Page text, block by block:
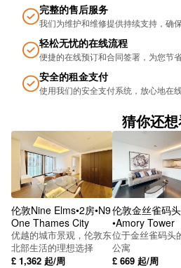
New St Station (Stop Ns3)
Lower Essex St
Markets Stop Mk2
Bishop St
Metro-Corporation Street
SUBWAY
Curzon Street Station
Frank St
完整的售后服务
我们为维护和维修提供持续支持，确
轻松无忧的在线流程
便捷的在线预订和合同签署，为您节省
安全的租金支付
使用我们的安全支付系统，放心地在线
猜你还
伦敦Nine Elms•2房•N9
One Thames City
优越的城市景观，伦敦东
北部生活的理想选择
£ 1,362 起/周
伦敦金丝雀码
•Amory Tower
位于金丝雀码头
公寓
£ 669 起/周